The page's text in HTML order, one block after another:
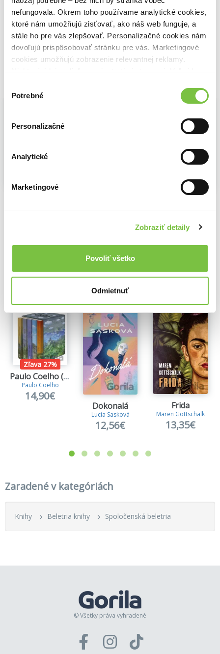
nefungovala. Okrem toho používame analytické cookies,
ktoré nám umožňujú zisťovať, ako náš web funguje, a
stále ho pre vás zlepšovať. Personalizačné cookies nám
dovoľujú prispôsobovať stránku pre vás. Marketingové
cookies umožňujú zobrazenie relevantnej reklamy.
Niektoré údaje zdieľame aj s tretími stranami. Veľmi by
cookies.
súhlasu
Potrebné
Personalizačné
Analytické
Marketingové
Zobraziť detaily
Povoliť všetko
Odmietnuť
Tammy Robinson Lea Fabian
15,20€ 13,20€
Na sklade Na sklade
Nicholas Sparks
Ďalšie z kategórie Spoločenská beletria
Viac z tejto kategórie
Zľava 27%
Paulo Coelho (darčekový box)
Paulo Coelho
14,90€
Dokonalá
Lucia Sasková
12,56€
Frida
Maren Gottschalk
13,35€
Zaradené v kategóriách
Knihy Beletria knihy Spoločenská beletria
© Všetky práva vyhradené